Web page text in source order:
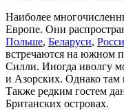
Наиболее
Европе. Они
Польше, Беларуси,
встречаются на южном
Силли. Иногда иволгу
и Азорских. Однако там
Также редким гостем
Британских островах.